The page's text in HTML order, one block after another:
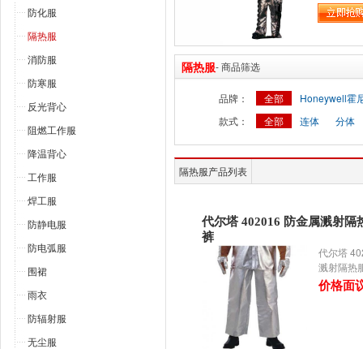
防化服
隔热服
消防服
防寒服
反光背心
阻燃工作服
降温背心
工作服
焊工服
防静电服
防电弧服
围裙
雨衣
防辐射服
无尘服
隔热服- 商品筛选
品牌： 全部
Honeywell霍
款式：
全部 连体 分体
隔热服产品列表
代尔塔 402016 防金属溅射隔
裤
代尔塔
溅射隔热
价格面